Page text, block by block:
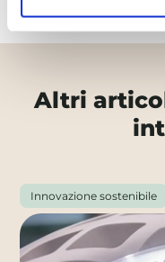
Altri
Innovazione sostenibile